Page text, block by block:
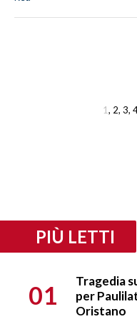
1 2 3
PIÙ LETTI
01
Tragedia
per
Oristano